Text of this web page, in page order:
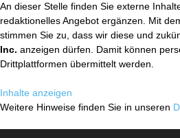
An dieser Stelle finden Sie externe
redaktionelles Angebot ergänzen. Mit
stimmen Sie zu, dass wir diese und
Inc. anzeigen dürfen. Damit können
Drittplattformen übermittelt werden.
Inhalte anzeigen
Weitere Hinweise finden Sie in unseren